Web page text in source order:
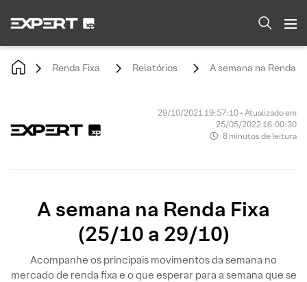
Renda Fixa Relatórios A semana na Renda
29/10/2021 19:57:10 • Atualizado em
25/05/2022 16:00:30
8 minutos de leitura
A semana na Renda Fixa
(25/10 a 29/10)
Acompanhe os principais movimentos da semana no
mercado de renda fixa e o que esperar para a semana que se